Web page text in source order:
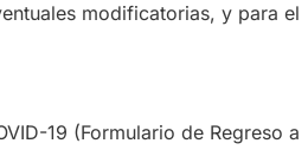
modificatorias, y para el
19 (Formulario de Regreso a